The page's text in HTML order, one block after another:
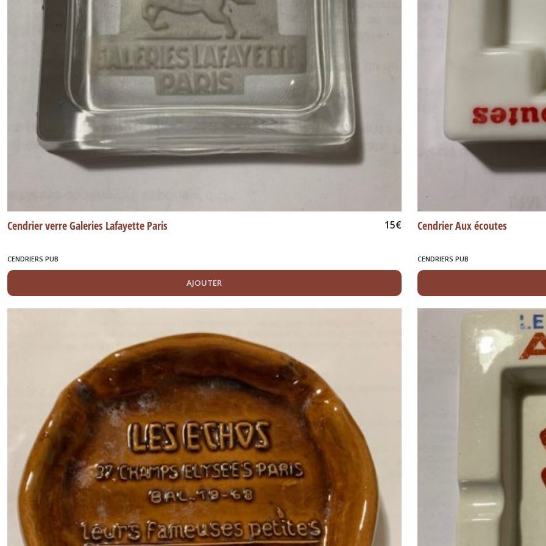
Cendrier verre Galeries Lafayette Paris 15€
CENDRIERS PUB
AJOUTER
Cendrier Aux écoutes
CENDRIERS PUB